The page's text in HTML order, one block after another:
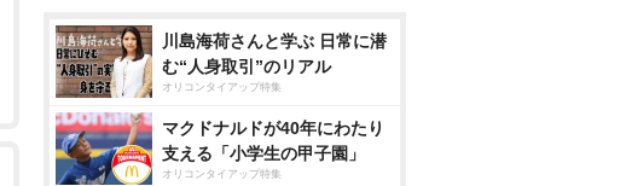
川島海荷さんと学ぶ 日常に潜
む“人身取引”のリアル
オリコンタイアップ特集
マクドナルドが40年にわたり
支える「小学生の甲子園」
オリコンタイアップ特集